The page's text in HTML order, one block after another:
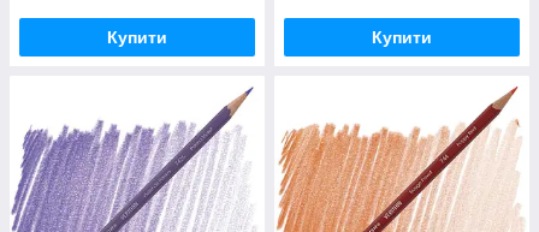
Купити Купити